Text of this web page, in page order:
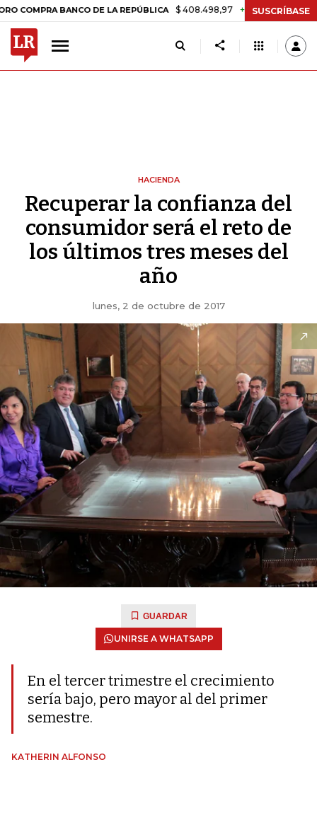
BANCO DE LA REPÚBLICA $ 408.498,97 +$ 8.753,81 +2,19%
SUSCRÍBASE
HACIENDA
Recuperar la confianza del
consumidor será el reto de
los últimos tres meses del
año
lunes, 2 de octubre de 2017
GUARDAR
UNIRSE A WHATSAPP
En el tercer trimestre el crecimiento
sería bajo, pero mayor al del primer
semestre.
KATHERIN ALFONSO